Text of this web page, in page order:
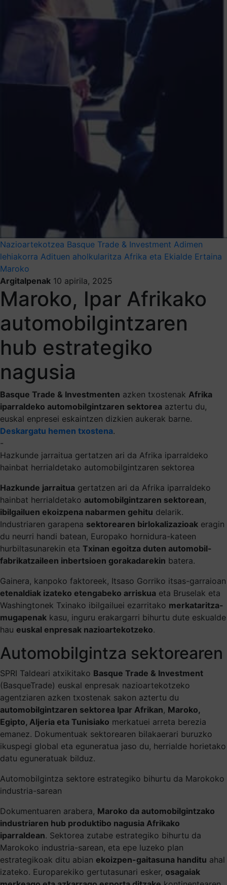
Nazioartekotzea Basque Trade & Investment Adimen
lehiakorra Adituen aholkularitza Afrika eta Ekialde Ertaina
Maroko
Argitalpenak 10 apirila, 2025
Maroko, Ipar Afrikako
automobilgintzaren
hub estrategiko
nagusia
Basque Trade & Investmenten azken txostenak Afrika
iparraldeko automobilgintzaren sektorea aztertu du,
euskal enpresei eskaintzen dizkien aukerak barne.
Deskargatu hemen txostena.
-
Hazkunde jarraitua gertatzen ari da Afrika iparraldeko
hainbat herrialdetako automobilgintzaren sektorea
Hazkunde jarraitua gertatzen ari da Afrika iparraldeko
hainbat herrialdetako automobilgintzaren sektorean,
ibilgailuen ekoizpena nabarmen gehitu delarik.
Industriaren garapena sektorearen birlokalizazioak eragin
du neurri handi batean, Europako hornidura-kateen
hurbiltasunarekin eta Txinan egoitza duten automobil-
fabrikatzaileen inbertsioen gorakadarekin batera.
Gainera, kanpoko faktoreek, Itsaso Gorriko itsas-garraioan
etenaldiak izateko etengabeko arriskua eta Bruselak eta
Washingtonek Txinako ibilgailuei ezarritako merkataritza-
mugapenak kasu, inguru erakargarri bihurtu dute eskualde
hau euskal enpresak nazioartekotzeko.
Automobilgintza sektorearen
SPRI Taldeari atxikitako Basque Trade & Investment
(BasqueTrade) euskal enpresak nazioartekotzeko
agentziaren azken txostenak sakon aztertu du
automobilgintzaren sektorea Ipar Afrikan, Maroko,
Egipto, Aljeria eta Tunisiako merkatuei arreta berezia
emanez. Dokumentuak sektorearen bilakaerari buruzko
ikuspegi global eta eguneratua jaso du, herrialde horietako
datu eguneratuak bilduz.
Automobilgintza sektore estrategiko bihurtu da Marokoko
industria-sarean
Dokumentuaren arabera, Maroko da automobilgintzako
industriaren hub produktibo nagusia Afrikako
iparraldean. Sektorea zutabe estrategiko bihurtu da
Marokoko industria-sarean, eta epe luzeko plan
estrategikoak ditu abian ekoizpen-gaitasuna handitu ahal
izateko. Europarekiko gertutasunari esker, osagaiak